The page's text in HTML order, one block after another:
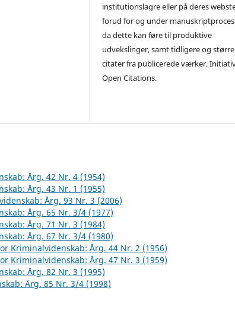
institutionslagre eller på deres
forud for og under
da dette kan føre til produktive
udvekslinger, samt tidligere og større
citater fra publicerede værker.
Open Citations.
Årg. 42 Nr. 4 (1954)
Årg. 43 Nr. 1 (1955)
Årg. 93 Nr. 3 (2006)
Årg. 65 Nr. 3/4 (1977)
Årg. 71 Nr. 3 (1984)
Årg. 67 Nr. 3/4 (1980)
Kriminalvidenskab: Årg. 44 Nr. 2 (1956)
Kriminalvidenskab: Årg. 47 Nr. 3 (1959)
Årg. 82 Nr. 3 (1995)
Årg. 85 Nr. 3/4 (1998)